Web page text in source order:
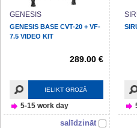
GENESIS
GENESIS BASE CVT-20 + VF-
7.5 VIDEO KIT
289.00 €
IELIKT GROZĀ
5-15 work day
salīdzināt